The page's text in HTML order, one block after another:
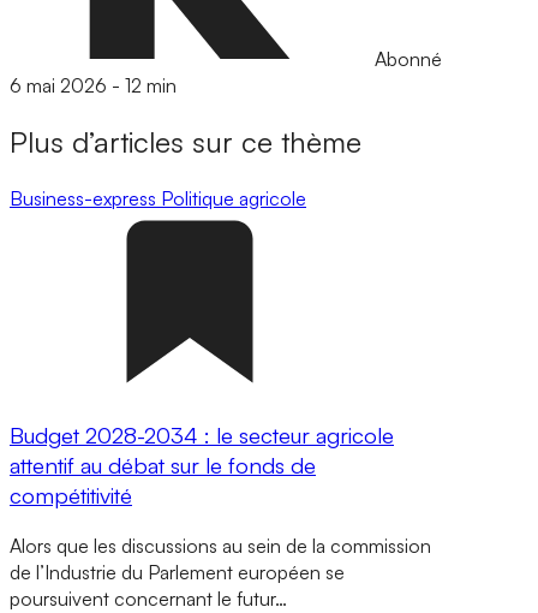
Abonné
6 mai 2026 - 12 min
Plus d’articles sur ce thème
Business-express Politique agricole
Budget 2028-2034 : le secteur agricole
attentif au débat sur le fonds de
compétitivité
Alors que les discussions au sein de la commission
de l’Industrie du Parlement européen se
poursuivent concernant le futur…